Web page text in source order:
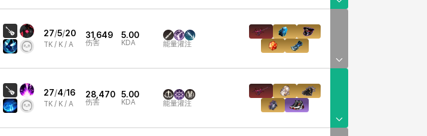
27/5/20
TK / K / A
31,649
伤害
5.00
KDA 能量灌注
27/4/16
TK / K / A
28,470
伤害
5.00
KDA 能量灌注